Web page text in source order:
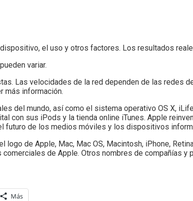
el uso y otros factores. Los resultados
variar.
Las velocidades de la red dependen de las redes
más información.
del mundo, así como el sistema operativo OS X,
con sus iPods y la tienda online iTunes. Apple
futuro de los medios móviles y los dispositivos
de Apple, Mac, Mac OS, Macintosh, iPhone,
de Apple. Otros nombres de compañías y
Más